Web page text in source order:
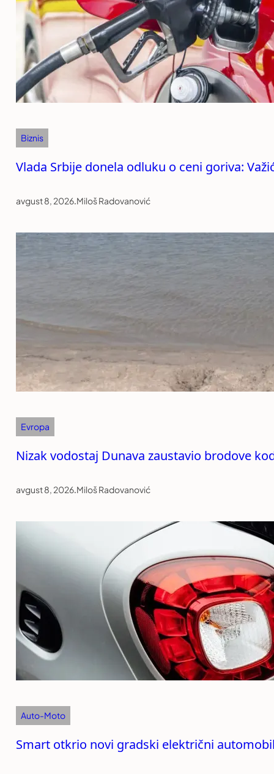
Biznis
Vlada Srbije donela odluku o ceni goriva:
avgust 8, 2026.Miloš Radovanović
Evropa
Nizak vodostaj Dunava zaustavio brodove
avgust 8, 2026.Miloš Radovanović
Auto-Moto
Smart otkrio novi gradski električni